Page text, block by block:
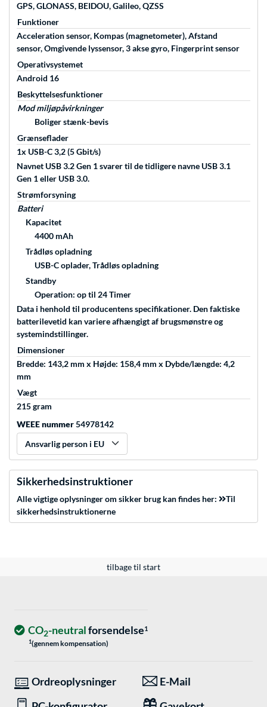
GPS, GLONASS, BEIDOU, Galileo, QZSS
Funktioner
Acceleration sensor, Kompas (magnetometer), Afstand
sensor, Omgivende lyssensor, 3 akse gyro, Fingerprint sensor
Operativsystemet
Android 16
Beskyttelsesfunktioner
Mod miljøpåvirkninger
Boliger stænk-bevis
Grænseflader
1x USB-C 3,2 (5 Gbit/s)
Navnet USB 3.2 Gen 1 svarer til de tidligere navne USB 3.1
Gen 1 eller USB 3.0.
Strømforsyning
Batteri
Kapacitet
4400 mAh
Trådløs opladning
USB-C oplader, Trådløs opladning
Standby
Operation: op til 24 Timer
Data i henhold til producentens specifikationer. Den faktiske
batterilevetid kan variere afhængigt af brugsmønstre og
systemindstillinger.
Dimensioner
Bredde: 143,2 mm x Højde: 158,4 mm x Dybde/længde: 4,2
mm
Vægt
215 gram
WEEE nummer54978142
Ansvarlig person i EU
Sikkerhedsinstruktioner
Alle vigtige oplysninger om sikker brug kan findes her:
Til
sikkerhedsinstruktionerne
tilbage til start
CO2-neutralforsendelse1
1(gennem kompensation)
Ordreoplysninger
E-Mail